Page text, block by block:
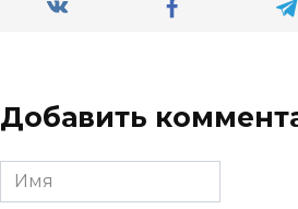
Добавить
Имя